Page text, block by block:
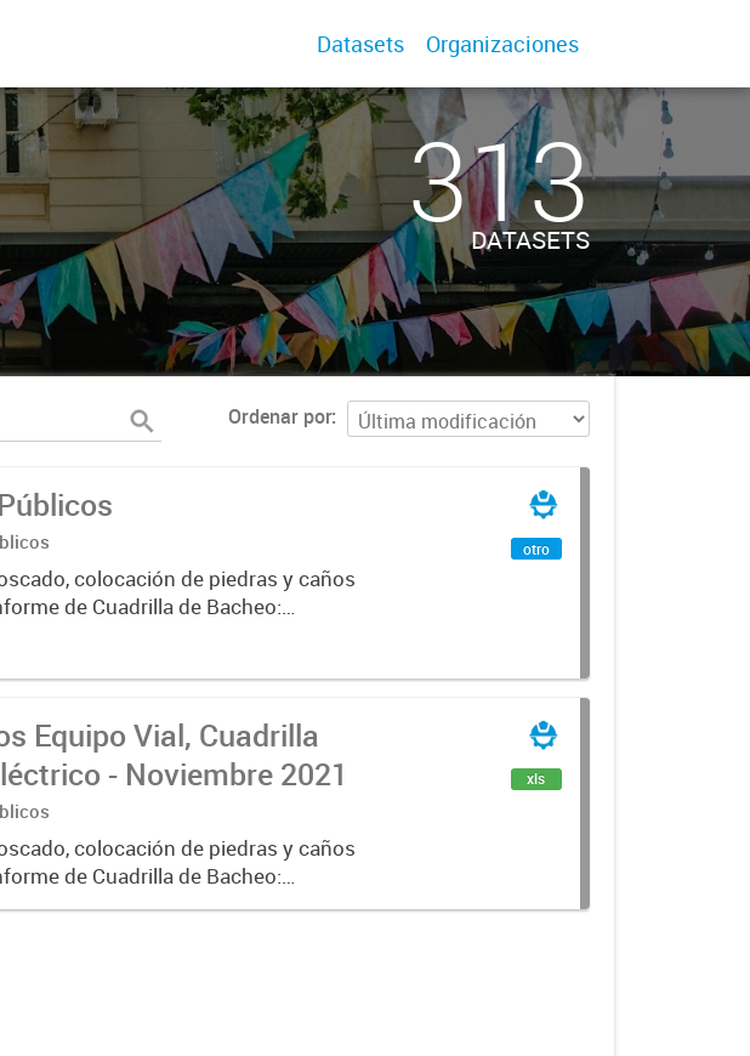
Datasets Organizaciones
313
DATASETS
Ordenar por
colocación de piedras y caños
de Cuadrilla de Bacheo:
otro
Equipo Vial, Cuadrilla
- Noviembre 2021
colocación de piedras y caños
de Cuadrilla de Bacheo:
de tapa registro,
xls